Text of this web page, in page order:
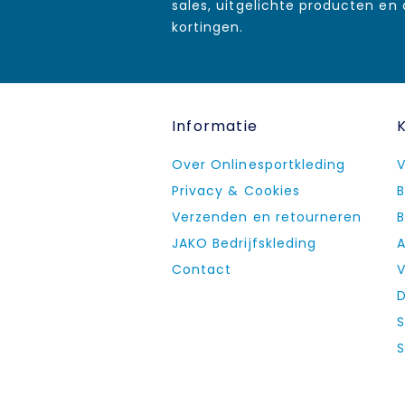
sales, uitgelichte producten en
kortingen.
Informatie
Over Onlinesportkleding
Privacy & Cookies
Verzenden en retourneren
JAKO Bedrijfskleding
Contact